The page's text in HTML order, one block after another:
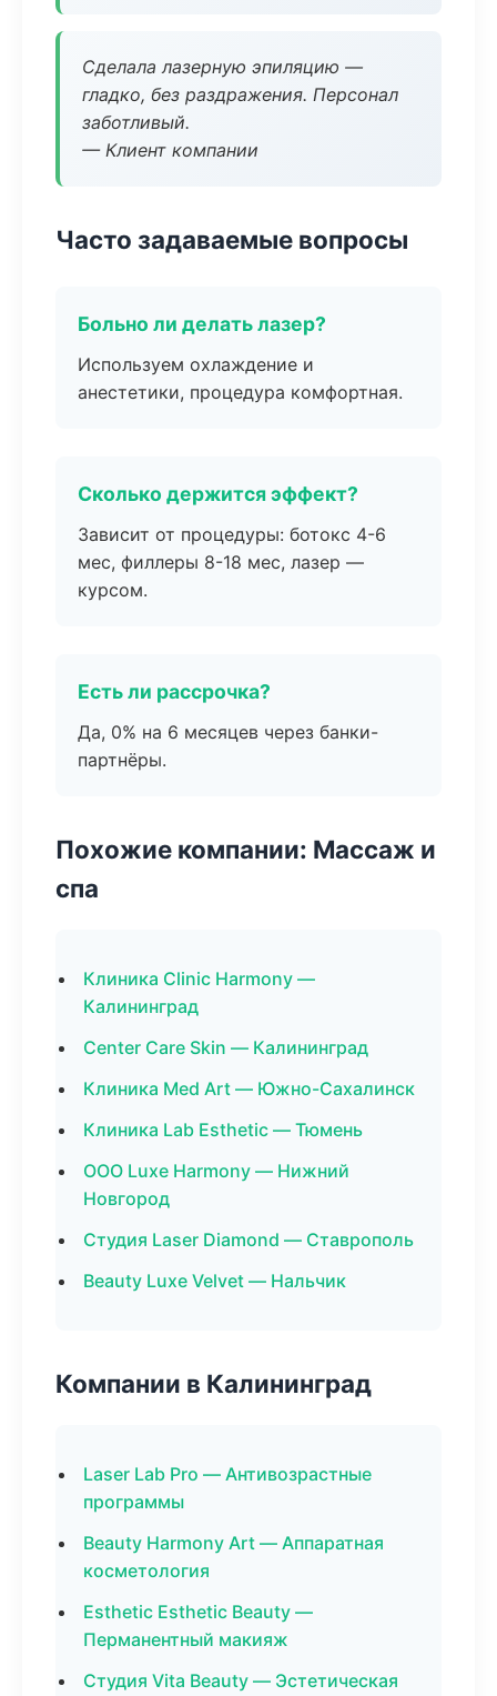
Сделала лазерную эпиляцию —
гладко, без раздражения. Персонал
заботливый.
— Клиент компании
Часто задаваемые вопросы
Больно ли делать лазер?
Используем охлаждение и
анестетики, процедура комфортная.
Сколько держится эффект?
Зависит от процедуры: ботокс 4-6
мес, филлеры 8-18 мес, лазер —
курсом.
Есть ли рассрочка?
Да, 0% на 6 месяцев через банки-
партнёры.
Похожие компании: Массаж и
спа
Клиника Clinic Harmony —
Калининград
Center Care Skin — Калининград
Клиника Med Art — Южно-Сахалинск
Клиника Lab Esthetic — Тюмень
ООО Luxe Harmony — Нижний
Новгород
Студия Laser Diamond — Ставрополь
Beauty Luxe Velvet — Нальчик
Компании в Калининград
Laser Lab Pro — Антивозрастные
программы
Beauty Harmony Art — Аппаратная
косметология
Esthetic Esthetic Beauty —
Перманентный макияж
Студия Vita Beauty — Эстетическая